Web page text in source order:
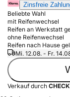
Zinsfreie
Beliebte Wahl
mit Reifenwechsel
Reifen an Werkstatt
ohne Reifenwechsel
Reifen nach Hause
Mi. 12.08. - Fr.
Verkauf durch